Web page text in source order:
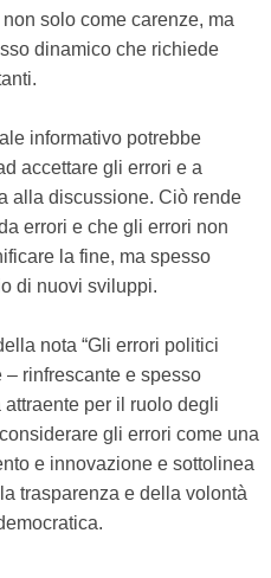
solo come carenze, ma
dinamico che richiede
informativo potrebbe
accettare gli errori e a
alla discussione. Ciò rende
errori e che gli errori non
la fine, ma spesso
di nuovi sviluppi.
nota “Gli errori politici
– rinfrescante e spesso
attraente per il ruolo degli
gli errori come una
e innovazione e sottolinea
trasparenza e della volontà